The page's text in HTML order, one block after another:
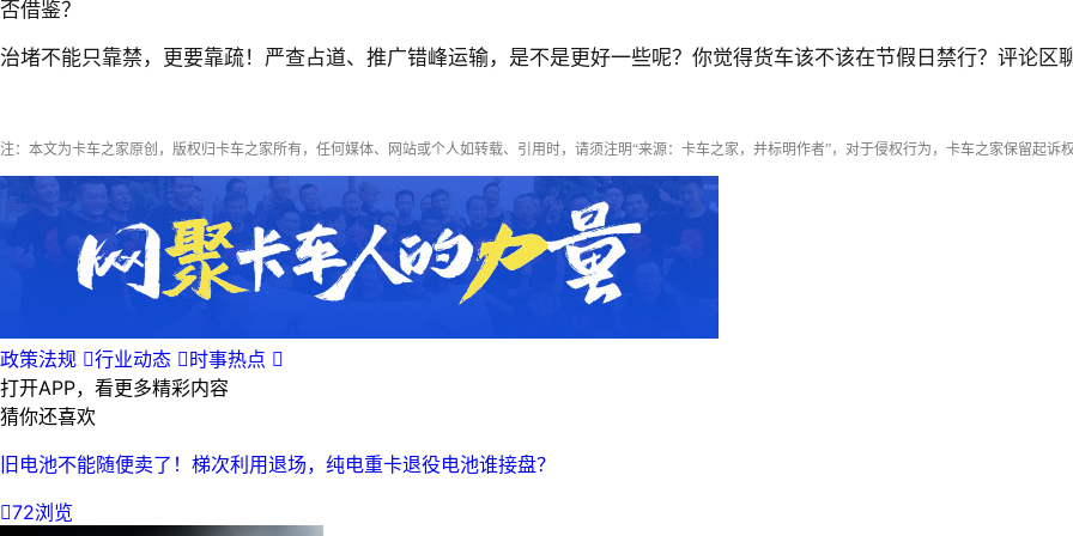
否借鉴？
治堵不能只靠禁，更要靠疏！严查占道、推广错峰运输，是不是更好一些呢？你觉得货车该不该在节假日禁行？评论区聊
注：本文为卡车之家原创，版权归卡车之家所有，任何媒体、网站或个人如转载、引用时，请须注明“来源：卡车之家，并标明作者”，对于侵权行为，卡车之家保留起诉权
政策法规 行业动态 时事热点 
打开APP，看更多精彩内容
猜你还喜欢
旧电池不能随便卖了！梯次利用退场，纯电重卡退役电池谁接盘？
72浏览